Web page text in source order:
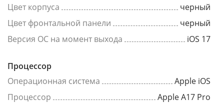
Цвет корпуса
черный
Цвет фронтальной панели
черный
Версия ОС на момент выхода
iOS 17
Процессор
Операционная система
Apple iOS
Процессор
Apple A17 Pro